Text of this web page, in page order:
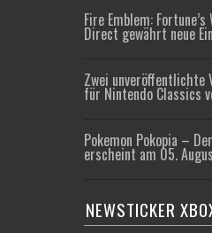
Fire Emblem:
Direct gewährt neue
Zwei unveröffentlichte
für Nintendo Classics
Pokemon Pokopia –
erscheint am 05.
NEWSTICKER